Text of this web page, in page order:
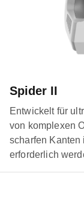
Spider II
Entwickelt für
von komplexen
scharfen Kanten
erforderlich